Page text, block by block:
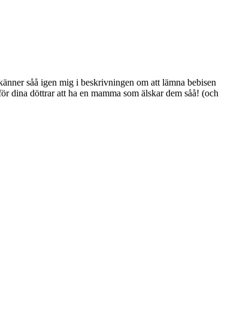
såå igen mig i beskrivningen om att lämna bebisen
dina döttrar att ha en mamma som älskar dem såå! (och